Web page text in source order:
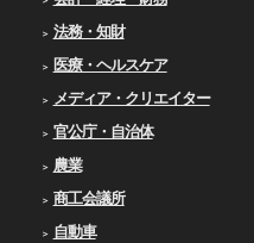
法務・知財
医療・ヘルスケア
メディア・クリエイター
官公庁・自治体
農業
商工会議所
自動車